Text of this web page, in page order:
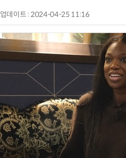
업데이트 : 2024-04-25 11:16